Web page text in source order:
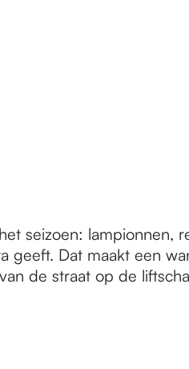
seizoen: lampionnen,
Dat maakt een
de straat op de